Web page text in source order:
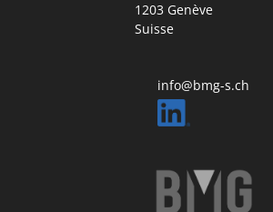
1203 Genève
Suisse
info@bmg-s.ch